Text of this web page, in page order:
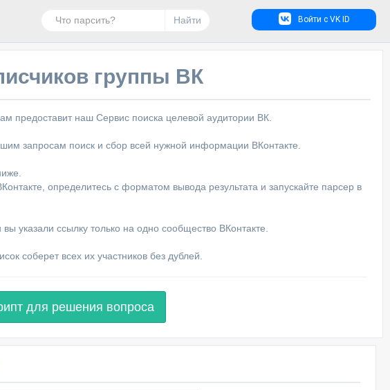
Войти с VK ID
Найти
группы ВК
предоставит наш Сервис поиска целевой аудитории ВК.
запросам поиск и сбор всей нужной информации ВКонтакте.
определитесь с форматом вывода результата и запускайте парсер в
указали ссылку только на одно сообщество ВКонтакте.
соберет всех их участников без дублей.
для решения вопроса